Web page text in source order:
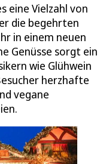
eine Vielzahl von
die begehrten
in einem neuen
Genüsse sorgt ein
wie Glühwein
herzhafte
vegane